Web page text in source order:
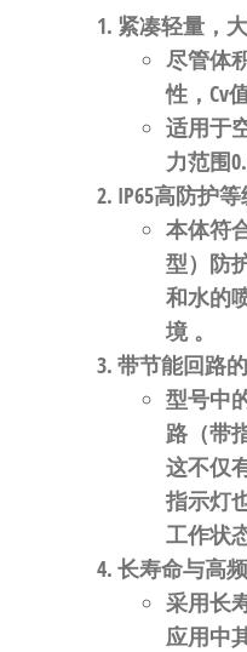
紧凑轻量，
尽管体
性，Cv
适用于
力范围
IP65高防护
本体符
型） 防
和水的
境 。
带节能回路
型号中
路（带
这不仅
指示灯
工作状
长寿命与高
采用长
应用中